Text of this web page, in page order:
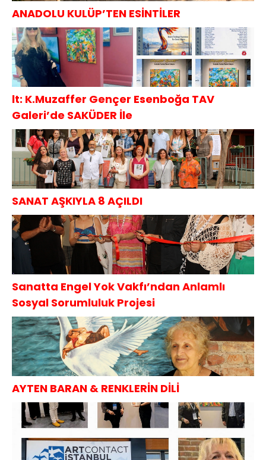
ANADOLU KULÜP’TEN ESİNTİLER
lt: K.Muzaffer Gençer Esenboğa TAV
Galeri’de SAKÜDER İle
SANAT AŞKIYLA 8 AÇILDI
Sanatta Engel Yok Vakfı’ndan Anlamlı
Sosyal Sorumluluk Projesi
AYTEN BARAN & RENKLERİN DİLİ